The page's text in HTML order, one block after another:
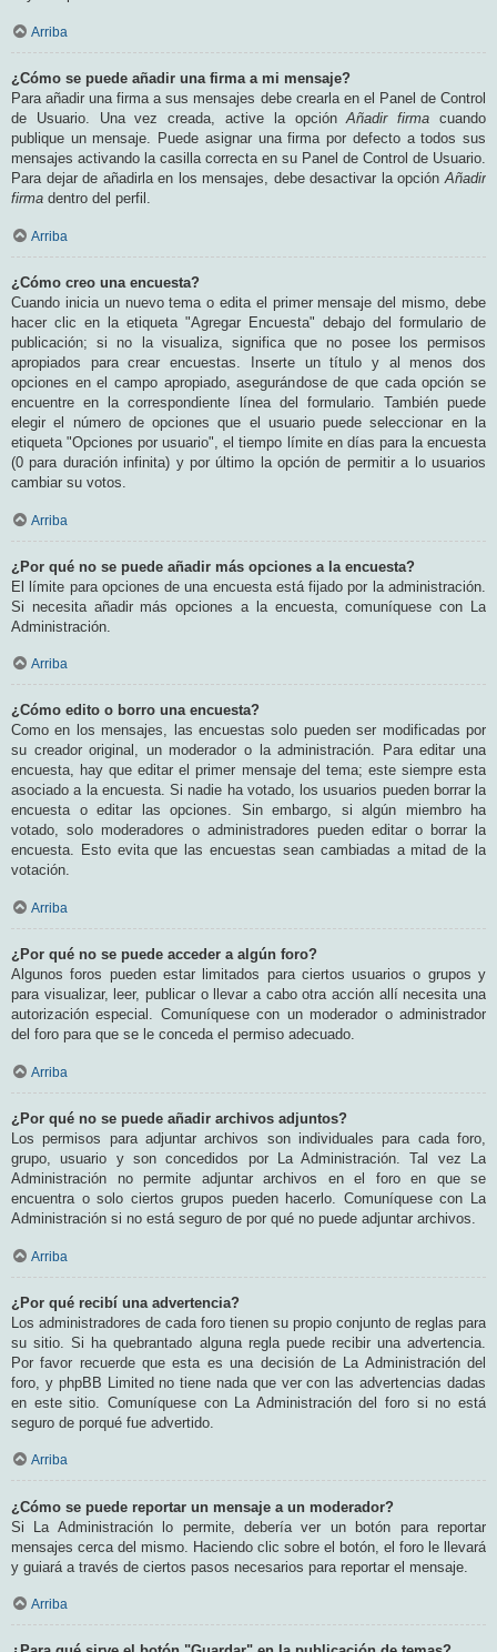
Arriba
¿Cómo se puede añadir una firma a mi mensaje?
Para añadir una firma a sus mensajes debe crearla en el Panel de Control
de Usuario. Una vez creada, active la opciónAñadir firma cuando
publique un mensaje. Puede asignar una firma por defecto a todos sus
mensajes activando la casilla correcta en su Panel de Control de Usuario.
Para dejar de añadirla en los mensajes, debe desactivar la opciónAñadir
firma dentro del perfil.
Arriba
¿Cómo creo una encuesta?
Cuando inicia un nuevo tema o edita el primer mensaje del mismo, debe
hacer clic en la etiqueta "Agregar Encuesta" debajo del formulario de
publicación; si no la visualiza, significa que no posee los permisos
apropiados para crear encuestas. Inserte un título y al menos dos
opciones en el campo apropiado, asegurándose de que cada opción se
encuentre en la correspondiente línea del formulario. También puede
elegir el número de opciones que el usuario puede seleccionar en la
etiqueta "Opciones por usuario", el tiempo límite en días para la encuesta
(0 para duración infinita) y por último la opción de permitir a lo usuarios
cambiar su votos.
Arriba
¿Por qué no se puede añadir más opciones a la encuesta?
El límite para opciones de una encuesta está fijado por la administración.
Si necesita añadir más opciones a la encuesta, comuníquese con La
Administración.
Arriba
¿Cómo edito o borro una encuesta?
Como en los mensajes, las encuestas solo pueden ser modificadas por
su creador original, un moderador o la administración. Para editar una
encuesta, hay que editar el primer mensaje del tema; este siempre esta
asociado a la encuesta. Si nadie ha votado, los usuarios pueden borrar la
encuesta o editar las opciones. Sin embargo, si algún miembro ha
votado, solo moderadores o administradores pueden editar o borrar la
encuesta. Esto evita que las encuestas sean cambiadas a mitad de la
votación.
Arriba
¿Por qué no se puede acceder a algún foro?
Algunos foros pueden estar limitados para ciertos usuarios o grupos y
para visualizar, leer, publicar o llevar a cabo otra acción allí necesita una
autorización especial. Comuníquese con un moderador o administrador
del foro para que se le conceda el permiso adecuado.
Arriba
¿Por qué no se puede añadir archivos adjuntos?
Los permisos para adjuntar archivos son individuales para cada foro,
grupo, usuario y son concedidos por La Administración. Tal vez La
Administración no permite adjuntar archivos en el foro en que se
encuentra o solo ciertos grupos pueden hacerlo. Comuníquese con La
Administración si no está seguro de por qué no puede adjuntar archivos.
Arriba
¿Por qué recibí una advertencia?
Los administradores de cada foro tienen su propio conjunto de reglas para
su sitio. Si ha quebrantado alguna regla puede recibir una advertencia.
Por favor recuerde que esta es una decisión de La Administración del
foro, y phpBB Limited no tiene nada que ver con las advertencias dadas
en este sitio. Comuníquese con La Administración del foro si no está
seguro de porqué fue advertido.
Arriba
¿Cómo se puede reportar un mensaje a un moderador?
Si La Administración lo permite, debería ver un botón para reportar
mensajes cerca del mismo. Haciendo clic sobre el botón, el foro le llevará
y guiará a través de ciertos pasos necesarios para reportar el mensaje.
Arriba